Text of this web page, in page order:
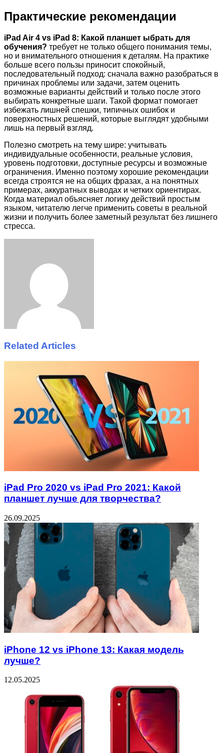
Практические рекомендации
iPad Air 4 vs iPad 8: Какой планшет ыбрать для
обучения? требует не только общего понимания темы,
но и внимательного отношения к деталям. На практике
больше всего пользы приносит спокойный,
последовательный подход: сначала важно разобраться в
причинах проблемы или задачи, затем оценить
возможные варианты действий и только после этого
выбирать конкретные шаги. Такой формат помогает
избежать лишней спешки, типичных ошибок и
поверхностных решений, которые выглядят удобными
лишь на первый взгляд.
Полезно смотреть на тему шире: учитывать
индивидуальные особенности, реальные условия,
уровень подготовки, доступные ресурсы и возможные
ограничения. Именно поэтому хорошие рекомендации
всегда строятся не на общих фразах, а на понятных
примерах, аккуратных выводах и четких ориентирах.
Когда материал объясняет логику действий простым
языком, читателю легче применить советы в реальной
жизни и получить более заметный результат без лишнего
стресса.
Related Articles
iPad Pro 2020 vs iPad Pro 2021: Какой
планшет лучше для творчества?
26.09.2025
iPhone 12 vs iPhone 13: Какая модель
лучше?
12.05.2025